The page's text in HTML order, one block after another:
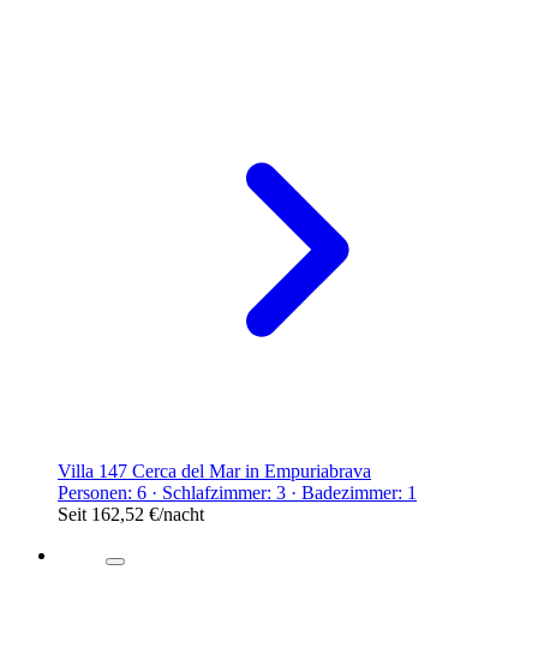
Villa 147 Cerca del Mar in Empuriabrava
Personen: 6 · Schlafzimmer: 3 · Badezimmer: 1
Seit 162,52 €/nacht